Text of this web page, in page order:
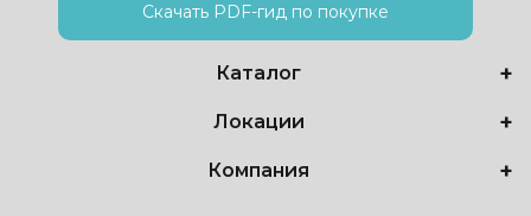
Скачать PDF-гид по покупке
Каталог
Локации
Компания